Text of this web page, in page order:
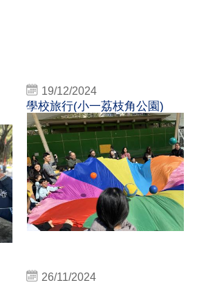
19/12/2024
學校旅行(小一荔枝角公園)
26/11/2024